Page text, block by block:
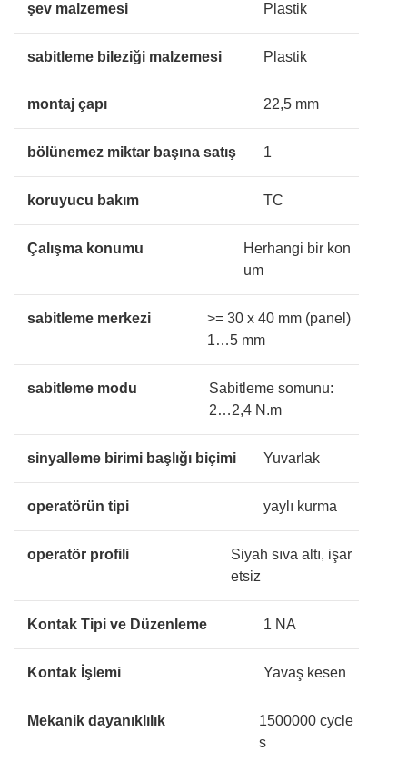
şev malzemesi Plastik
sabitleme bileziği malzemesi Plastik
montaj çapı 22,5 mm
bölünemez miktar başına satış 1
koruyucu bakım TC
Çalışma konumu
Herhangi bir kon
um
sabitleme merkezi
>= 30 x 40 mm (panel)
1…5 mm
sabitleme modu
Sabitleme somunu:
2…2,4 N.m
sinyalleme birimi başlığı biçimi Yuvarlak
operatörün tipi yaylı kurma
operatör profili
Siyah sıva altı, işar
etsiz
Kontak Tipi ve Düzenleme 1 NA
Kontak İşlemi Yavaş kesen
Mekanik dayanıklılık
1500000 cycle
s